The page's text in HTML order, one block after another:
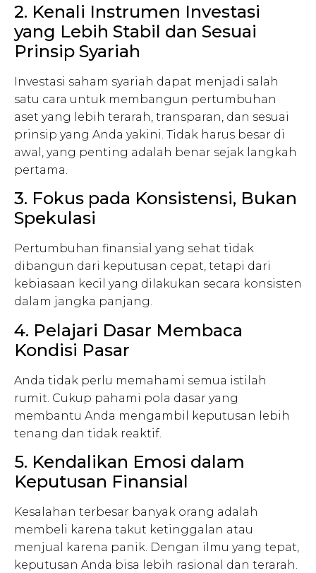
2. Kenali Instrumen Investasi
yang Lebih Stabil dan Sesuai
Prinsip Syariah
Investasi saham syariah dapat menjadi salah
satu cara untuk membangun pertumbuhan
aset yang lebih terarah, transparan, dan sesuai
prinsip yang Anda yakini. Tidak harus besar di
awal, yang penting adalah benar sejak langkah
pertama.
3. Fokus pada Konsistensi, Bukan
Spekulasi
Pertumbuhan finansial yang sehat tidak
dibangun dari keputusan cepat, tetapi dari
kebiasaan kecil yang dilakukan secara konsisten
dalam jangka panjang.
4. Pelajari Dasar Membaca
Kondisi Pasar
Anda tidak perlu memahami semua istilah
rumit. Cukup pahami pola dasar yang
membantu Anda mengambil keputusan lebih
tenang dan tidak reaktif.
5. Kendalikan Emosi dalam
Keputusan Finansial
Kesalahan terbesar banyak orang adalah
membeli karena takut ketinggalan atau
menjual karena panik. Dengan ilmu yang tepat,
keputusan Anda bisa lebih rasional dan terarah.